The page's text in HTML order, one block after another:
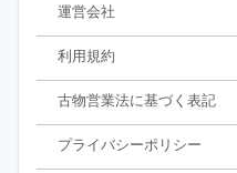
運営会社
利用規約
古物営業法に基づく表記
プライバシーポリシー